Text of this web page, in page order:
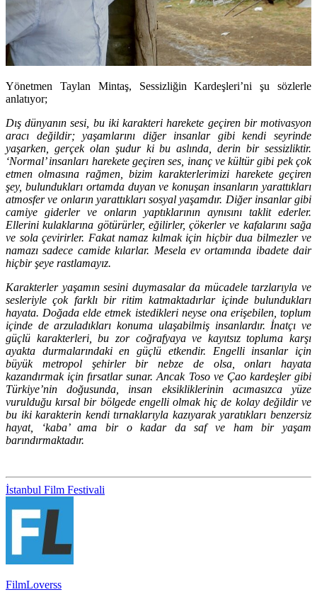
Yönetmen Taylan Mintaş, Sessizliğin Kardeşleri’ni şu sözlerle
anlatıyor;
Dış dünyanın sesi, bu iki karakteri harekete geçiren bir motivasyon
aracı değildir; yaşamlarını diğer insanlar gibi kendi seyrinde
yaşarken, gerçek olan şudur ki bu aslında, derin bir sessizliktir.
‘Normal’ insanları harekete geçiren ses, inanç ve kültür gibi pek çok
etmen olmasına rağmen, bizim karakterlerimizi harekete geçiren
şey, bulundukları ortamda duyan ve konuşan insanların yarattıkları
atmosfer ve onların yarattıkları sosyal yaşamdır. Diğer insanlar gibi
camiye giderler ve onların yaptıklarının aynısını taklit ederler.
Ellerini kulaklarına götürürler, eğilirler, çökerler ve kafalarını sağa
ve sola çevirirler. Fakat namaz kılmak için hiçbir dua bilmezler ve
namazı sadece camide kılarlar. Mesela ev ortamında ibadete dair
hiçbir şeye rastlamayız.
Karakterler yaşamın sesini duymasalar da mücadele tarzlarıyla ve
sesleriyle çok farklı bir ritim katmaktadırlar içinde bulundukları
hayata. Doğada elde etmek istedikleri neyse ona erişebilen, toplum
içinde de arzuladıkları konuma ulaşabilmiş insanlardır. İnatçı ve
güçlü karakterleri, bu zor coğrafyaya ve kayıtsız topluma karşı
ayakta durmalarındaki en güçlü etkendir. Engelli insanlar için
büyük metropol şehirler bir nebze de olsa, onları hayata
kazandırmak için fırsatlar sunar. Ancak Toso ve Çao kardeşler gibi
Türkiye’nin doğusunda, insan eksikliklerinin acımasızca yüze
vurulduğu kırsal bir bölgede engelli olmak hiç de kolay değildir ve
bu iki karakterin kendi tırnaklarıyla kazıyarak yaratıkları benzersiz
hayat, ‘kaba’ ama bir o kadar da saf ve ham bir yaşam
barındırmaktadır.
İstanbul Film Festivali
FilmLoverss